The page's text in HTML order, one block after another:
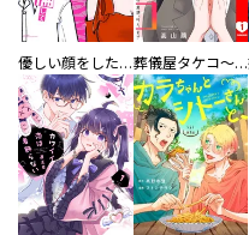
優しい顔をした親友は、夫と不倫して私の家に入り込んできた。 葬儀屋タケコ～あなたの最期、叶えます【電子単行本版】